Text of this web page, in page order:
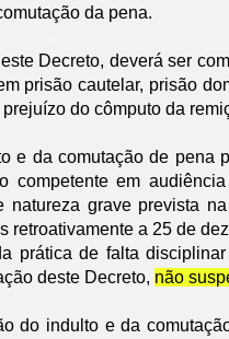
da pena.
Decreto, deverá ser
prisão cautelar, prisão
do cômputo da
e da comutação de pena
competente em
natureza grave prevista
retroativamente a 25 de
prática de falta
deste Decreto, não
do indulto e da